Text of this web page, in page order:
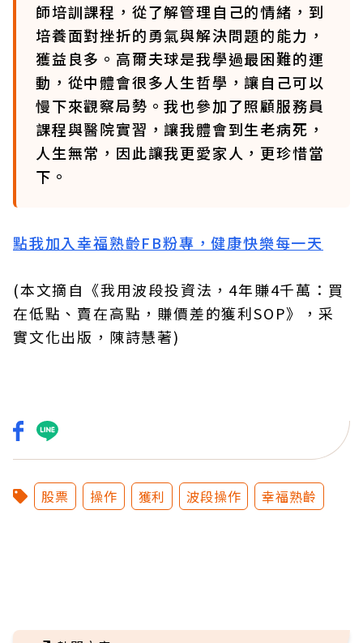
師培訓課程，從了解管理自己的情緒，到
培養面對挫折的勇氣與解決問題的能力，
獲益良多。高爾夫球是我學過最困難的運
動，從中體會很多人生哲學，讓自己可以
慢下來觀察局勢。我也參加了照顧服務員
課程與醫院實習，讓我體會到生老病死，
人生無常，因此讓我更愛家人，更珍惜當
下。
點我加入幸福熟齡FB粉專，健康快樂每一天
(本文摘自《我用波段投資法，4年賺4千萬：買
在低點、賣在高點，賺價差的獲利SOP》，采
實文化出版，陳詩慧著)
股票 操作 獲利 波段操作 幸福熟齡